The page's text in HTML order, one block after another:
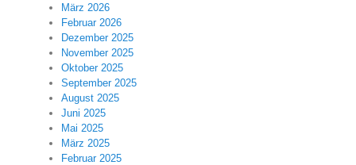
März 2026
Februar 2026
Dezember 2025
November 2025
Oktober 2025
September 2025
August 2025
Juni 2025
Mai 2025
März 2025
Februar 2025